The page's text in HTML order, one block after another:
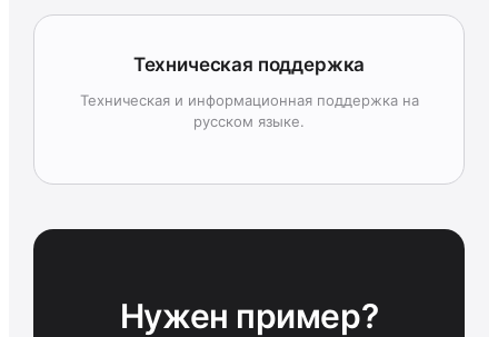
Техническая поддержка
Техническая и информационная поддержка на
русском языке.
Нужен пример?